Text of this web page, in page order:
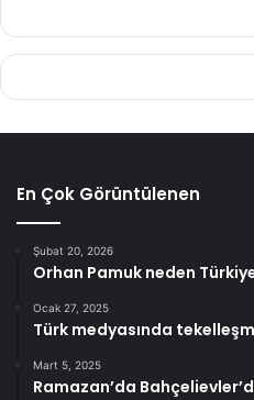
En Çok Görüntülenen
Şubat 20, 2026
Orhan Pamuk neden
Ocak 27, 2025
Türk medyasında
Mart 5, 2025
Ramazan’da